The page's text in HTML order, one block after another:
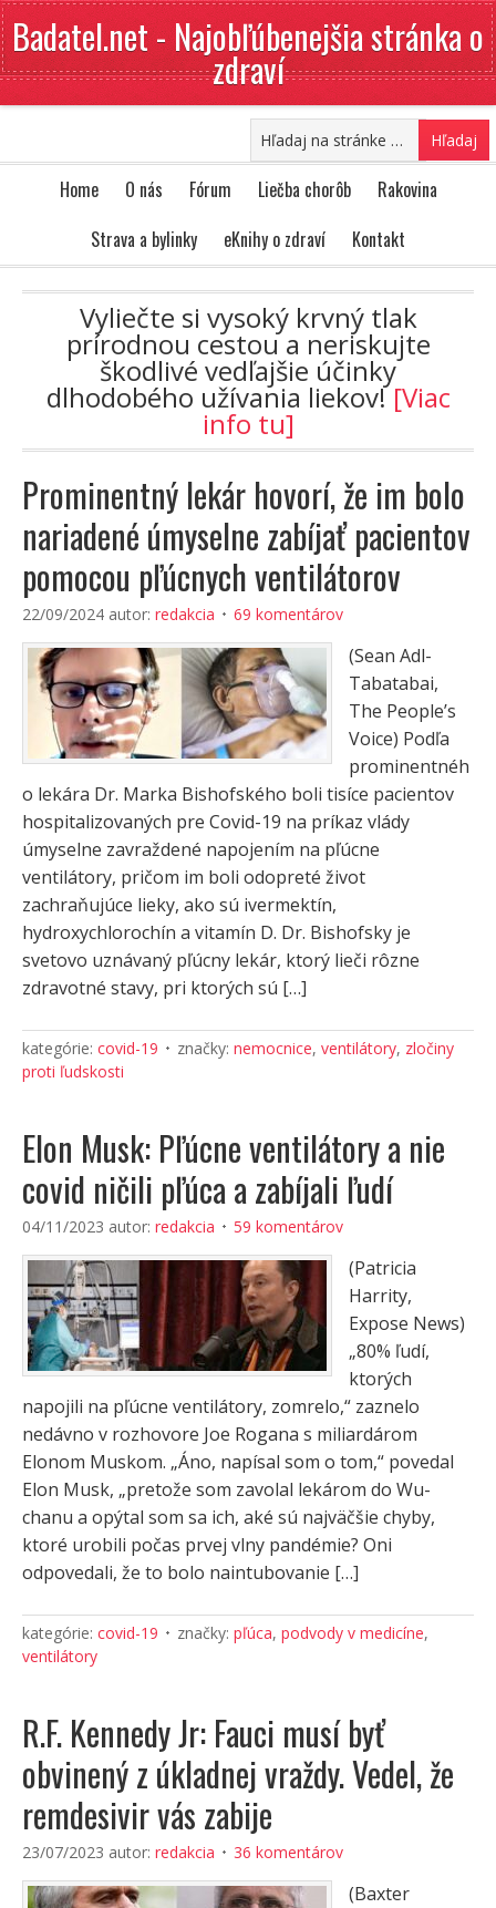
Badatel.net - Najobľúbenejšia stránka o
zdraví
Home O nás Fórum Liečba chorôb
Rakovina
Strava a bylinky
eKnihy o zdraví Kontakt
Vyliečte si vysoký krvný tlak
prírodnou cestou a neriskujte
škodlivé vedľajšie účinky
dlhodobého užívania liekov![Viac
info tu]
Prominentný lekár hovorí, že im bolo
nariadené úmyselne zabíjať pacientov
pomocou pľúcnych ventilátorov
22/09/2024 autor: redakcia 69 komentárov
(Sean Adl-
Tabatabai,
The People’s
Voice) Podľa
prominentnéh
o lekára Dr. Marka Bishofského boli tisíce pacientov
hospitalizovaných pre Covid-19 na príkaz vlády
úmyselne zavraždené napojením na pľúcne
ventilátory, pričom im boli odopreté život
zachraňujúce lieky, ako sú ivermektín,
hydroxychlorochín a vitamín D. Dr. Bishofsky je
svetovo uznávaný pľúcny lekár, ktorý lieči rôzne
zdravotné stavy, pri ktorých sú […]
kategórie: covid-19 značky: nemocnice, ventilátory, zločiny
proti ľudskosti
Elon Musk: Pľúcne ventilátory a nie
covid ničili pľúca a zabíjali ľudí
04/11/2023 autor: redakcia 59 komentárov
(Patricia
Harrity,
Expose News)
„80% ľudí,
ktorých
napojili na pľúcne ventilátory, zomrelo,“ zaznelo
nedávno v rozhovore Joe Rogana s miliardárom
Elonom Muskom. „Áno, napísal som o tom,“ povedal
Elon Musk, „pretože som zavolal lekárom do Wu-
chanu a opýtal som sa ich, aké sú najväčšie chyby,
ktoré urobili počas prvej vlny pandémie? Oni
odpovedali, že to bolo naintubovanie […]
kategórie: covid-19 značky: pľúca, podvody v medicíne,
ventilátory
R.F. Kennedy Jr: Fauci musí byť
obvinený z úkladnej vraždy. Vedel, že
remdesivir vás zabije
23/07/2023 autor: redakcia 36 komentárov
(Baxter